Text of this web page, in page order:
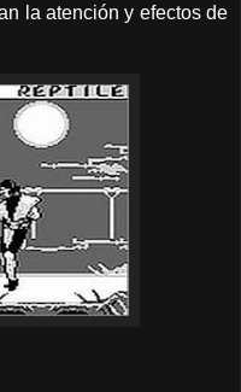
la atención y efectos de